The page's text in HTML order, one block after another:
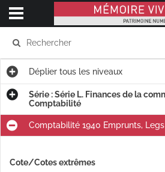
Mémoire Vive patrimoine numérisé
Ouvrir le menu déroulant
Déplier tous les niveaux
Série : Série L. Finances de la
Comptabilité
Comptabilité 1940 Emprunts,
Cote/Cotes extrêmes